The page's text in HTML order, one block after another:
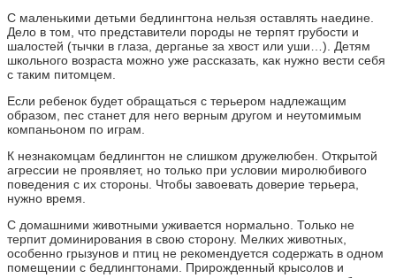
С маленькими детьми бедлингтона нельзя оставлять наедине.
Дело в том, что представители породы не терпят грубости и
шалостей (тычки в глаза, дерганье за хвост или уши…). Детям
школьного возраста можно уже рассказать, как нужно вести себя
с таким питомцем.
Если ребенок будет обращаться с терьером надлежащим
образом, пес станет для него верным другом и неутомимым
компаньоном по играм.
К незнакомцам бедлингтон не слишком дружелюбен. Открытой
агрессии не проявляет, но только при условии миролюбивого
поведения с их стороны. Чтобы завоевать доверие терьера,
нужно время.
С домашними животными уживается нормально. Только не
терпит доминирования в свою сторону. Мелких животных,
особенно грызунов и птиц не рекомендуется содержать в одном
помещении с бедлингтонами. Прирожденный крысолов и